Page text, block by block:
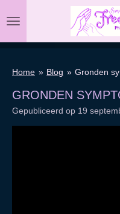
direct
Home » Blog » Gronden
GRONDEN
Gepubliceerd op 19